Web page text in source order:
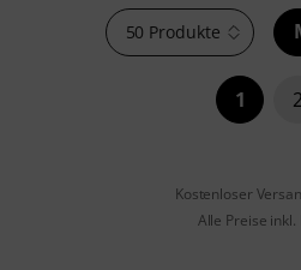
50 Produkte
1 2
Kostenloser
Alle Preise inkl.